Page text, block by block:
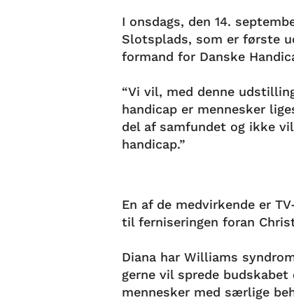
I onsdags, den 14.
Slotsplads, som er første
formand for Danske
“Vi vil, med denne
handicap er mennesker
del af samfundet og ikke
handicap.”
En af de medvirkende er
til ferniseringen foran
Diana har Williams
gerne vil sprede
mennesker med særlige